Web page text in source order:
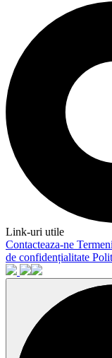
Link-uri utile
Contacteaza-ne
de confidențialitate